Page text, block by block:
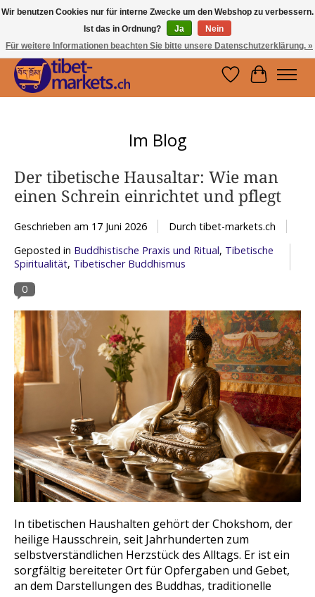
Handwerkskunst vom Dach der Welt.
Holen Sie sich ein Stück Tibet.
Wunschzettel
Ihr
Im Blog
Der tibetische Hausaltar: Wie man
einen Schrein einrichtet und pflegt
Geschrieben am 17 Juni 2026
Durch tibet-markets.ch
Geposted in Buddhistische Praxis und Ritual, Tibetische
Spiritualität, Tibetischer Buddhismus
0
In tibetischen Haushalten gehört der Chokshom, der
heilige Hausschrein, seit Jahrhunderten zum
selbstverständlichen Herzstück des Alltags. Er ist ein
sorgfältig bereiteter Ort für Opfergaben und Gebet,
an dem Darstellungen des Buddhas, traditionelle
Wir benutzen Cookies nur für interne Zwecke um den Webshop zu verbessern.
Ist das in Ordnung?
Ja
Nein
Für weitere Informationen beachten Sie bitte unsere Datenschutzerklärung. »